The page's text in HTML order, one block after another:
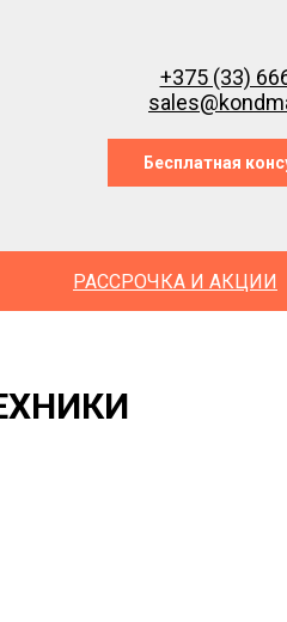
+375 (33)
Бесплатная
РАССРОЧКА И АКЦИИ